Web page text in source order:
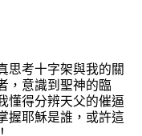
思考十字架與我的關
，意識到聖神的臨
懂得分辨天父的催逼
握耶穌是誰，或許這